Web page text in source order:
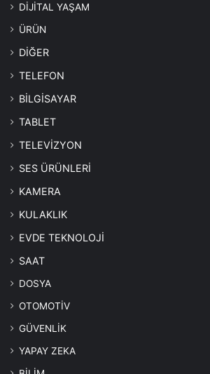
DİJİTAL YAŞAM
ÜRÜN
DİĞER
TELEFON
BİLGİSAYAR
TABLET
TELEVİZYON
SES ÜRÜNLERİ
KAMERA
KULAKLIK
EVDE TEKNOLOJİ
SAAT
DOSYA
OTOMOTİV
GÜVENLİK
YAPAY ZEKA